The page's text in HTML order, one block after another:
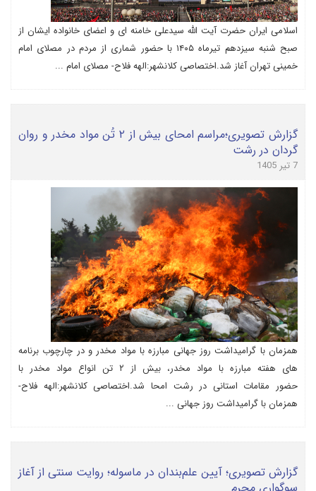
اسلامی ایران حضرت آیت الله سیدعلی خامنه ای و اعضای خانواده ایشان از
صبح شنبه سیزدهم تیرماه ۱۴۰۵ با حضور شماری از مردم در مصلای امام
خمینی تهران آغاز شد.اختصاصی کلانشهر:الهه فلاح- مصلای امام ...
گزارش تصویری؛مراسم امحای بیش از ۲ تُن مواد مخدر و روان
گردان در رشت
7 تیر 1405
همزمان با گرامیداشت روز جهانی مبارزه با مواد مخدر و در چارچوب برنامه
های هفته مبارزه با مواد مخدر، بیش از ۲ تن انواع مواد مخدر با
حضور مقامات استانی در رشت امحا شد.اختصاصی کلانشهر:الهه فلاح-
همزمان با گرامیداشت روز جهانی ...
گزارش تصویری؛ آیین علم‌بندان در ماسوله؛ روایت سنتی از آغاز